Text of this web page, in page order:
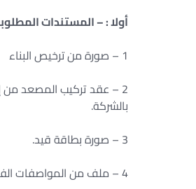
أولا : – المستندات
1 – صورة من ترخيص البناء
2 – عقد تركيب المصعد
بالشركة.
3 – صورة بطاقة قيد.
4 – ملف من المواصفات الفنية والرسومات الهندسية لإنشاء المصعد ونسخ من شهادة اختيارات الطراز للمكونات.